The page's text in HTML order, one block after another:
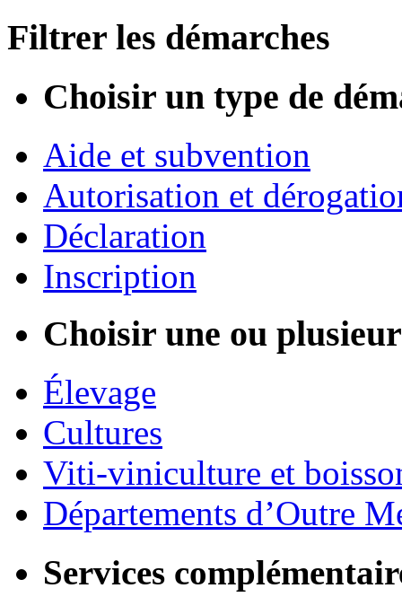
Filtrer les démarches
Choisir un type de
Aide et subvention
Autorisation et
Déclaration
Inscription
Choisir une ou
Élevage
Cultures
Viti-viniculture et
Départements d’Outre
Services